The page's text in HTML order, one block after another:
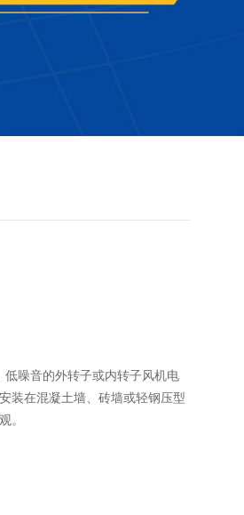
噪音的外转子或内转子风机电
装在混凝土墙、砖墙或轻钢压型
。